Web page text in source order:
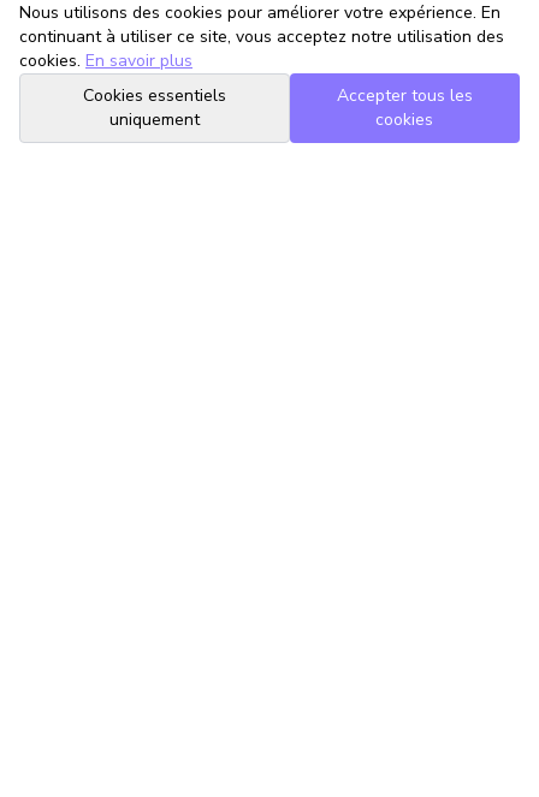
Nous utilisons des cookies pour améliorer votre expérience. En
continuant à utiliser ce site, vous acceptez notre utilisation des
cookies. En savoir plus
Cookies essentiels
uniquement
Accepter tous les
cookies